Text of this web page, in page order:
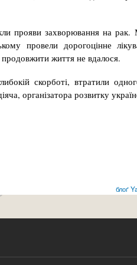
прояви захворювання на рак.
провели дорогоцінне
життя не вдалося.
скорботі, втратили
організатора розвитку
блоґ